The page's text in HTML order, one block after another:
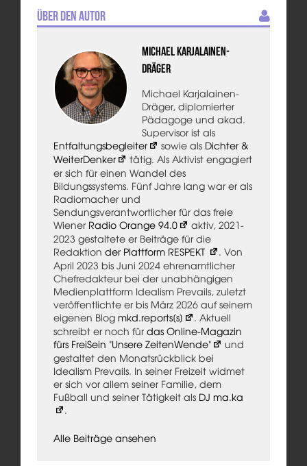
Über den Autor
Michael Karjalainen-
Dräger
Michael Karjalainen-
Dräger, diplomierter
Pädagoge und akad.
Supervisor ist als
Entfaltungsbegleiter
sowie als Dichter &
WeiterDenker
tätig. Als Aktivist engagiert
er sich für einen Wandel des
Bildungssystems. Fünf Jahre lang war er als
Radiomacher und
Sendungsverantwortlicher für das freie
Wiener Radio Orange 94.0
aktiv, 2021-
2023 gestaltete er Beiträge für die
Redaktion der Plattform RESPEKT
. Von
April 2023 bis Juni 2024 ehrenamtlicher
Chefredakteur bei der unabhängigen
Medienplattform Idealism Prevails, zuletzt
veröffentlichte er bis März 2026 auf seinem
eigenen Blog mkd.reports[s]
. Aktuell
schreibt er noch für das Online-Magazin
fürs FreiSein "Unsere ZeitenWende"
und
gestaltet den Monatsrückblick bei
Idealism Prevails. In seiner Freizeit widmet
er sich vor allem seiner Familie, dem
Fußball und seiner Tätigkeit als DJ ma.ka
.
Alle Beiträge ansehen